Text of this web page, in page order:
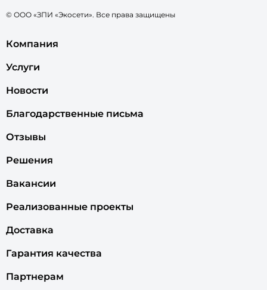
© ООО «ЗПИ «Экосети». Все права защищены
Компания
Услуги
Новости
Благодарственные письма
Отзывы
Решения
Вакансии
Реализованные проекты
Доставка
Гарантия качества
Партнерам